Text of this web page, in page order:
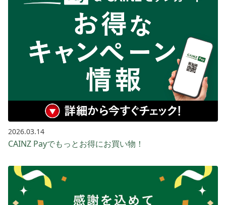
2026.03.14
CAINZ Payでもっとお得に​お買い​物！​